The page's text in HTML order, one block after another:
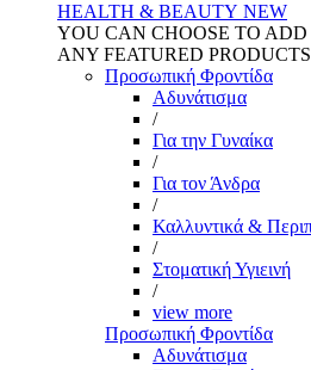
HEALTH & BEAUTY NEW
YOU CAN CHOOSE TO
ANY FEATURED PRODUCTS
Προσωπική Φροντίδα
Αδυνάτισμα
/
Για την Γυναίκα
/
Για τον Άνδρα
/
Καλλυντικά &
/
Στοματική Υγιεινή
/
view more
Προσωπική Φροντίδα
Αδυνάτισμα